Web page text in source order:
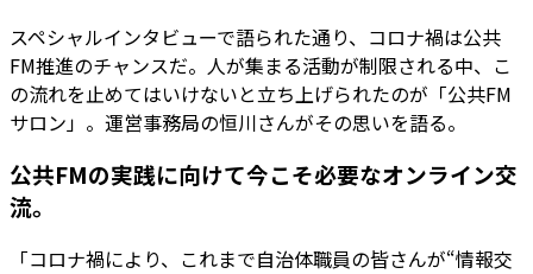
スペシャルインタビューで語られた通り、コロナ禍は公共
FM推進のチャンスだ。人が集まる活動が制限される中、こ
の流れを止めてはいけないと立ち上げられたのが「公共FM
サロン」。運営事務局の恒川さんがその思いを語る。
公共FMの実践に向けて今こそ必要なオンライン交
流。
「コロナ禍により、これまで自治体職員の皆さんが“情報交